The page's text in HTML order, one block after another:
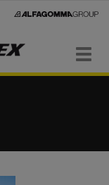
Navigaatio